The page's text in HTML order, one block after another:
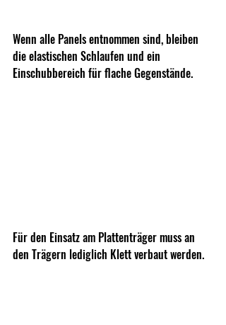
Wenn alle Panels entnommen sind, bleiben
die elastischen Schlaufen und ein
Einschubbereich für flache Gegenstände.
Für den Einsatz am Plattenträger muss an
den Trägern lediglich Klett verbaut werden.